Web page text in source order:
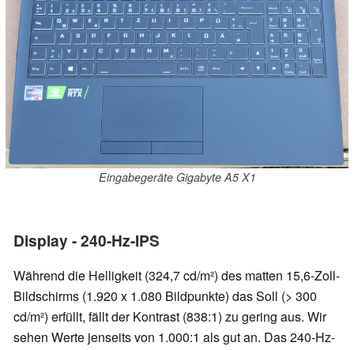
Eingabegeräte Gigabyte A5 X1
Display - 240-Hz-IPS
Während die Helligkeit (324,7 cd/m²) des matten 15,6-Zoll-
Bildschirms (1.920 x 1.080 Bildpunkte) das Soll (> 300
cd/m²) erfüllt, fällt der Kontrast (838:1) zu gering aus. Wir
sehen Werte jenseits von 1.000:1 als gut an. Das 240-Hz-